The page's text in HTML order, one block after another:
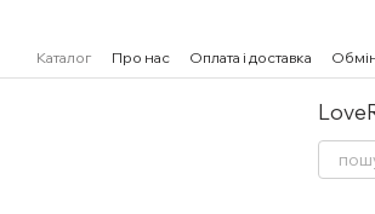
Каталог Про нас Оплата і доставка